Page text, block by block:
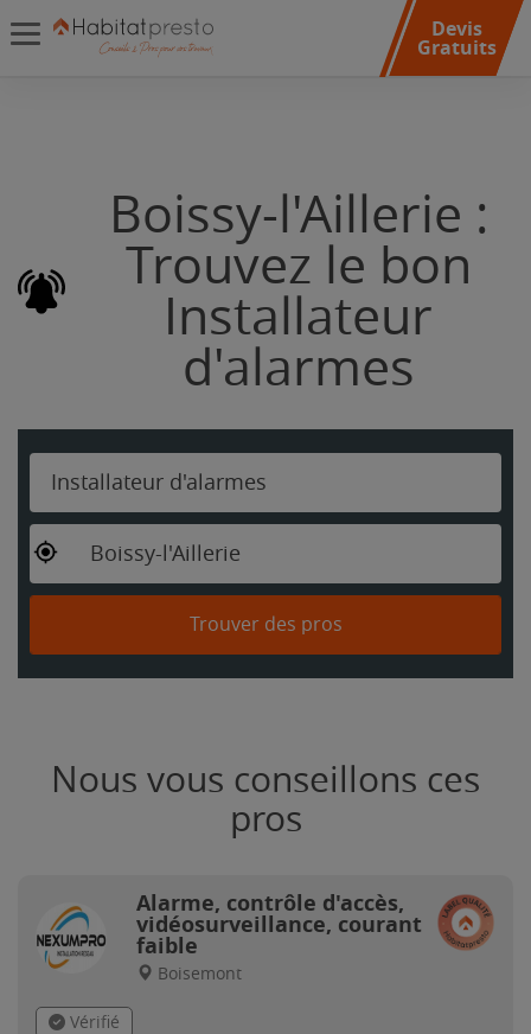
Devis
Gratuits
Boissy-l'Aillerie :
Trouvez le bon
Installateur
d'alarmes
Installateur d'alarmes
Boissy-l'Aillerie
Trouver des pros
Nous vous conseillons ces
pros
Alarme, contrôle d'accès,
vidéosurveillance, courant
faible
Boisemont
Vérifié